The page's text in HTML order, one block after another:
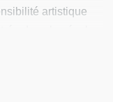
artistique